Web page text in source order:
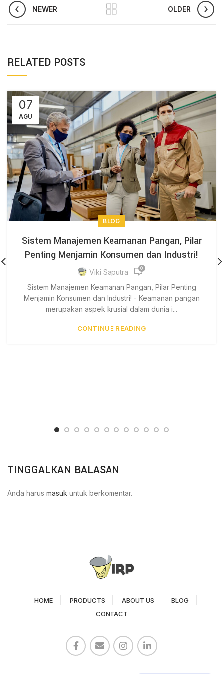
NEWER OLDER
RELATED POSTS
07
AGU
BLOG
Sistem Manajemen Keamanan Pangan, Pilar
Penting Menjamin Konsumen dan Industri!
Viki Saputra 0
Sistem Manajemen Keamanan Pangan, Pilar Penting
Menjamin Konsumen dan Industri! - Keamanan pangan
merupakan aspek krusial dalam dunia i...
CONTINUE READING
TINGGALKAN BALASAN
Anda harus masuk untuk berkomentar.
HOME PRODUCTS ABOUT US
BLOG
CONTACT